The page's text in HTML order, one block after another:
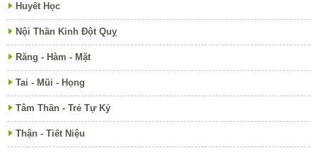
Huyết Học
Nội Thần Kinh Đột Quỵ
Răng - Hàm - Mặt
Tai - Mũi - Họng
Tâm Thần - Trẻ Tự Kỷ
Thận - Tiết Niệu